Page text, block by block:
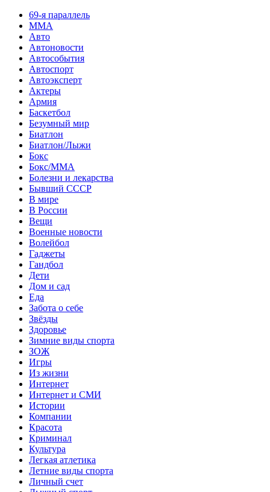
69-я параллель
MMA
Авто
Автоновости
Автособытия
Автоспорт
Автоэксперт
Актеры
Армия
Баскетбол
Безумный мир
Биатлон
Биатлон/Лыжи
Бокс
Бокс/MMA
Болезни и лекарства
Бывший СССР
В мире
В России
Вещи
Военные новости
Волейбол
Гаджеты
Гандбол
Дети
Дом и сад
Еда
Забота о себе
Звёзды
Здоровье
Зимние виды спорта
ЗОЖ
Игры
Из жизни
Интернет
Интернет и СМИ
Истории
Компании
Красота
Криминал
Культура
Легкая атлетика
Летние виды спорта
Личный счет